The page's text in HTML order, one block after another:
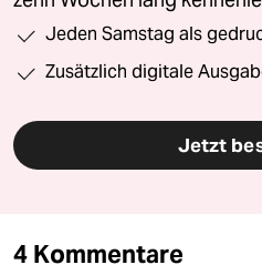
Jeden Samstag als
Zusätzlich digitale
Jetzt
4 Kommentare